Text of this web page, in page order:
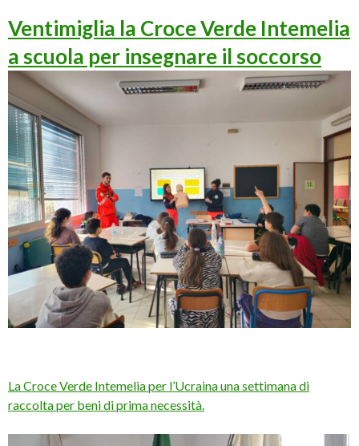
Ventimiglia la Croce Verde Intemelia
a scuola per insegnare il soccorso
La Croce Verde Intemelia per l’Ucraina una settimana di
raccolta per beni di prima necessità.